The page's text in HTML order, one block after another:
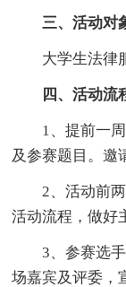
三、活动对
大学生法律
四、活动流
1、提前一周
及参赛题目。邀
2、活动前两
活动流程，做好
3、参赛选手
场嘉宾及评委，